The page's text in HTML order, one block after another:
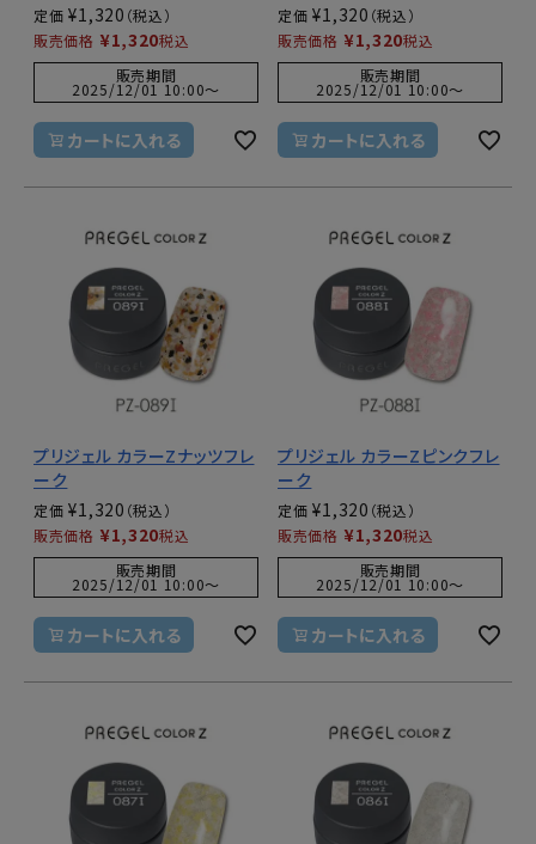
定価 ¥1,320
販売価格 ¥1,320税込
販売期間
2025/12/01 10:00〜
カートに入れる
定価 ¥1,320
販売価格 ¥1,320税込
販売期間
2025/12/01 10:00〜
カートに入れる
プリジェル カラーZナッツフレ
ーク
定価 ¥1,320
販売価格 ¥1,320税込
販売期間
2025/12/01 10:00〜
カートに入れる
プリジェル カラーZピンクフレ
ーク
定価 ¥1,320
販売価格 ¥1,320税込
販売期間
2025/12/01 10:00〜
カートに入れる